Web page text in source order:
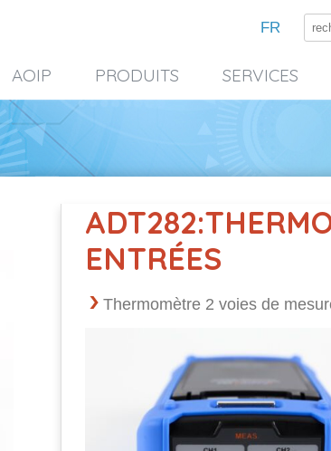
FR
AOIP PRODUITS SERVICES
ENTRÉES
Thermomètre 2 voies de